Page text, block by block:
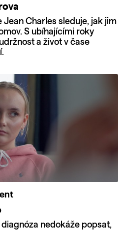
Jean Charles sleduje, jak jim
S ubíhajícími roky
a život v čase
nedokáže popsat,